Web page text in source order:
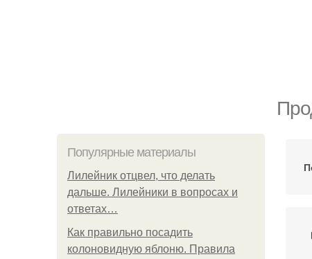
Популярные материалы
Лилейник отцвел, что делать
дальше. Лилейники в вопросах и
ответах…
Как правильно посадить
колоновидную яблоню. Правила